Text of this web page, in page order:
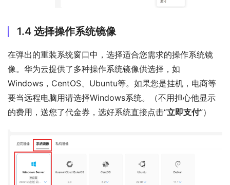
1.4 选择操作系统镜像
在弹出的重装系统窗口中，选择适合您需求的操作系统镜
像。华为云提供了多种操作系统镜像供选择，如
Windows，CentOS、Ubuntu等。如果您是挂机，电商等
要当远程电脑用请选择Windows系统。（不用担心他显示
的费用，送您了代金券，选好系统直接点击“立即支付”）